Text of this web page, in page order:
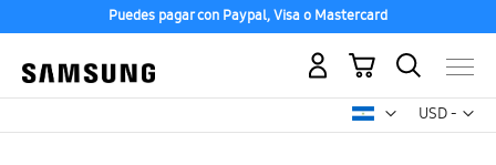
Puedes pagar con Paypal, Visa o Mastercard
USD -
dólar
Mi carrito